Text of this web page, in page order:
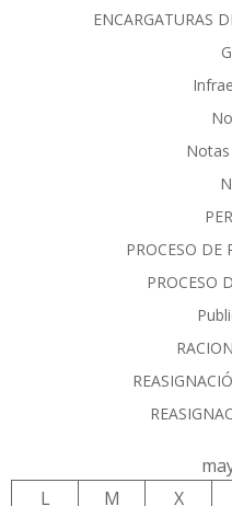
ENCARGATURAS
PROCESO DE
PROCESO
L
M X